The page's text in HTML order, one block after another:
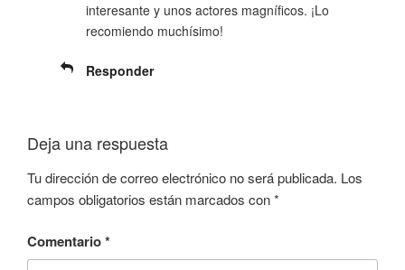
interesante y unos actores magníficos. ¡Lo
recomiendo muchísimo!
Responder
Deja una respuesta
Tu dirección de correo electrónico no será publicada. Los
campos obligatorios están marcados con*
Comentario*